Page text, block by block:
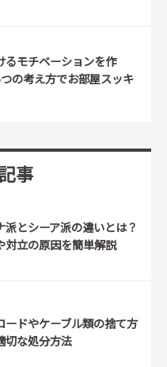
るモチベーションを作
の考え方でお部屋スッキ
事
派とシーア派の違いとは？
対立の原因を簡単解説
ードやケーブル類の捨て方
切な処分方法